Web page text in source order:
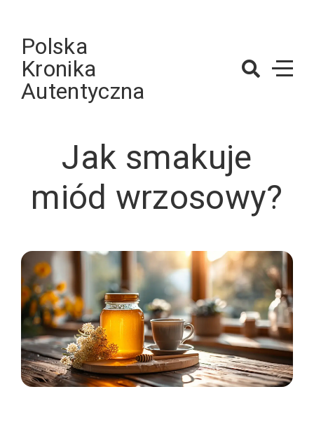
contentPolska
Kronika
Autentyczna
Jak smakuje
miód wrzosowy?